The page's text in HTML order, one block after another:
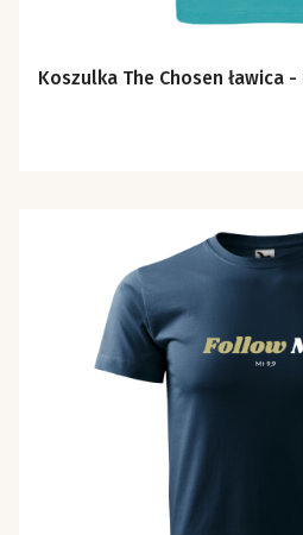
Koszulka The Chosen ławica